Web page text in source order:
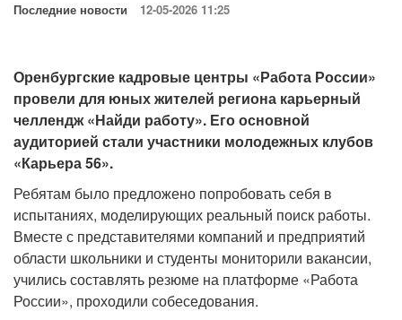
Последние новости 12-05-2026 11:25
Оренбургские кадровые центры «Работа России»
провели для юных жителей региона карьерный
челлендж «Найди работу». Его основной
аудиторией стали участники молодежных клубов
«Карьера 56».
Ребятам было предложено попробовать себя в
испытаниях, моделирующих реальный поиск работы.
Вместе с представителями компаний и предприятий
области школьники и студенты мониторили вакансии,
учились составлять резюме на платформе «Работа
России», проходили собеседования.